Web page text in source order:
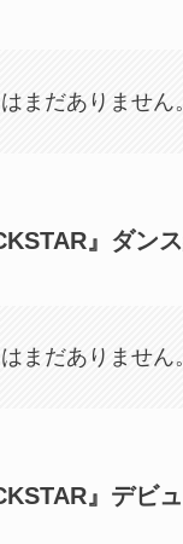
まだありません。
』ダン
まだありません。
』デビ